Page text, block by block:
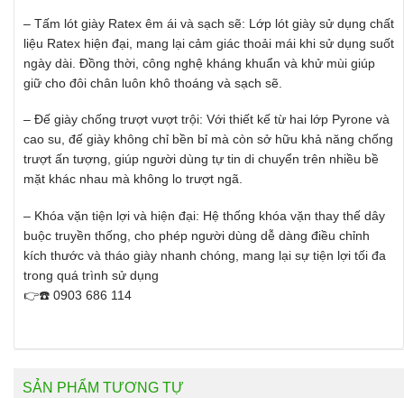
– Tấm lót giày Ratex êm ái và sạch sẽ: Lớp lót giày sử dụng chất
liệu Ratex hiện đại, mang lại cảm giác thoải mái khi sử dụng suốt
ngày dài. Đồng thời, công nghệ kháng khuẩn và khử mùi giúp
giữ cho đôi chân luôn khô thoáng và sạch sẽ.
– Đế giày chống trượt vượt trội: Với thiết kế từ hai lớp Pyrone và
cao su, đế giày không chỉ bền bỉ mà còn sở hữu khả năng chống
trượt ấn tượng, giúp người dùng tự tin di chuyển trên nhiều bề
mặt khác nhau mà không lo trượt ngã.
– Khóa vặn tiện lợi và hiện đại: Hệ thống khóa vặn thay thế dây
buộc truyền thống, cho phép người dùng dễ dàng điều chỉnh
kích thước và tháo giày nhanh chóng, mang lại sự tiện lợi tối đa
trong quá trình sử dụng
👉☎️ 0903 686 114
SẢN PHẨM TƯƠNG TỰ